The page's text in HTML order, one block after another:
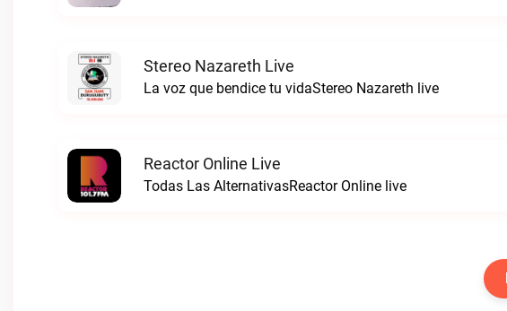
Stereo Nazareth Live
La voz que bendice tu vidaStereo Nazareth live
Reactor Online Live
Todas Las AlternativasReactor Online live